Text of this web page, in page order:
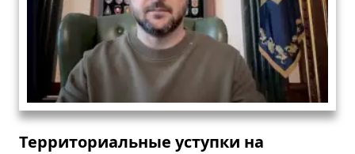
Территориальные уступки на